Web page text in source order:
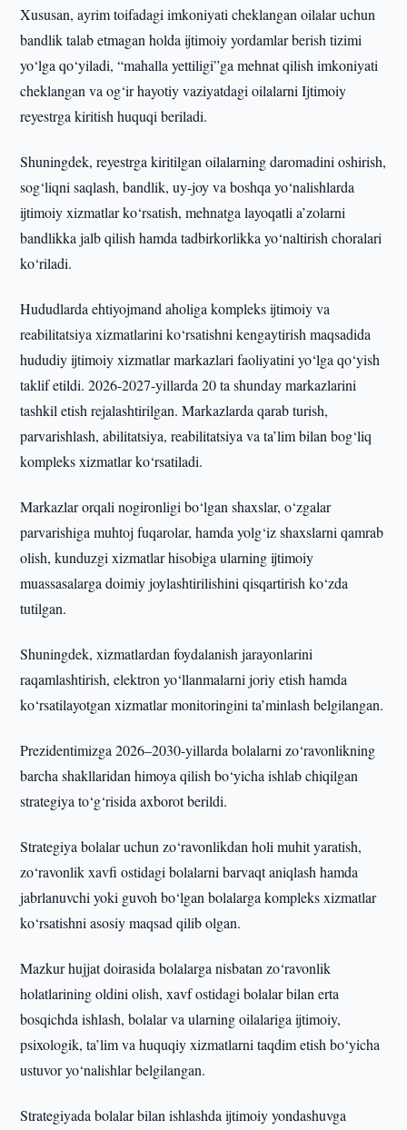
Xususan, ayrim toifadagi imkoniyati cheklangan oilalar uchun
bandlik talab etmagan holda ijtimoiy yordamlar berish tizimi
yo‘lga qo‘yiladi, “mahalla yettiligi”ga mehnat qilish imkoniyati
cheklangan va og‘ir hayotiy vaziyatdagi oilalarni Ijtimoiy
reyestrga kiritish huquqi beriladi.
Shuningdek, reyestrga kiritilgan oilalarning daromadini oshirish,
sog‘liqni saqlash, bandlik, uy-joy va boshqa yo‘nalishlarda
ijtimoiy xizmatlar ko‘rsatish, mehnatga layoqatli a’zolarni
bandlikka jalb qilish hamda tadbirkorlikka yo‘naltirish choralari
ko‘riladi.
Hududlarda ehtiyojmand aholiga kompleks ijtimoiy va
reabilitatsiya xizmatlarini ko‘rsatishni kengaytirish maqsadida
hududiy ijtimoiy xizmatlar markazlari faoliyatini yo‘lga qo‘yish
taklif etildi. 2026-2027-yillarda 20 ta shunday markazlarini
tashkil etish rejalashtirilgan. Markazlarda qarab turish,
parvarishlash, abilitatsiya, reabilitatsiya va ta’lim bilan bog‘liq
kompleks xizmatlar ko‘rsatiladi.
Markazlar orqali nogironligi bo‘lgan shaxslar, o‘zgalar
parvarishiga muhtoj fuqarolar, hamda yolg‘iz shaxslarni qamrab
olish, kunduzgi xizmatlar hisobiga ularning ijtimoiy
muassasalarga doimiy joylashtirilishini qisqartirish ko‘zda
tutilgan.
Shuningdek, xizmatlardan foydalanish jarayonlarini
raqamlashtirish, elektron yo‘llanmalarni joriy etish hamda
ko‘rsatilayotgan xizmatlar monitoringini ta’minlash belgilangan.
Prezidentimizga 2026–2030-yillarda bolalarni zo‘ravonlikning
barcha shakllaridan himoya qilish bo‘yicha ishlab chiqilgan
strategiya to‘g‘risida axborot berildi.
Strategiya bolalar uchun zo‘ravonlikdan holi muhit yaratish,
zo‘ravonlik xavfi ostidagi bolalarni barvaqt aniqlash hamda
jabrlanuvchi yoki guvoh bo‘lgan bolalarga kompleks xizmatlar
ko‘rsatishni asosiy maqsad qilib olgan.
Mazkur hujjat doirasida bolalarga nisbatan zo‘ravonlik
holatlarining oldini olish, xavf ostidagi bolalar bilan erta
bosqichda ishlash, bolalar va ularning oilalariga ijtimoiy,
psixologik, ta’lim va huquqiy xizmatlarni taqdim etish bo‘yicha
ustuvor yo‘nalishlar belgilangan.
Strategiyada bolalar bilan ishlashda ijtimoiy yondashuvga